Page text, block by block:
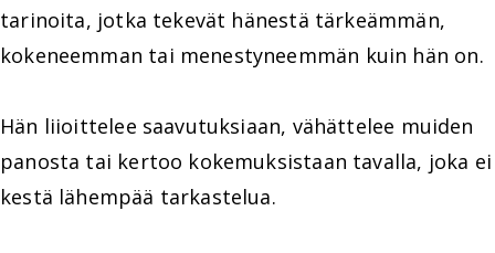
tarinoita, jotka tekevät hänestä tärkeämmän,
kokeneemman tai menestyneemmän kuin hän on.
Hän liioittelee saavutuksiaan, vähättelee muiden
panosta tai kertoo kokemuksistaan tavalla, joka ei
kestä lähempää tarkastelua.